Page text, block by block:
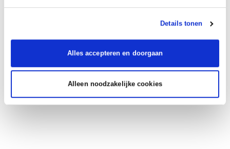
Details tonen
Alles accepteren en doorgaan
Alleen noodzakelijke cookies